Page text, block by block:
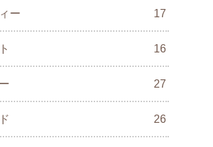
ー 17
16
27
26